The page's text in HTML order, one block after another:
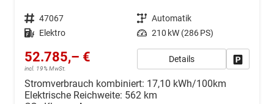
Fahrzeugnr. 47067 Getriebe Automatik
Kraftstoff Elektro Leistung 210 kW (286 PS)
52.785,– €
incl. 19% MwSt.
Details
Stromverbrauch kombiniert: 17,10 kWh/100km
Elektrische Reichweite: 562 km